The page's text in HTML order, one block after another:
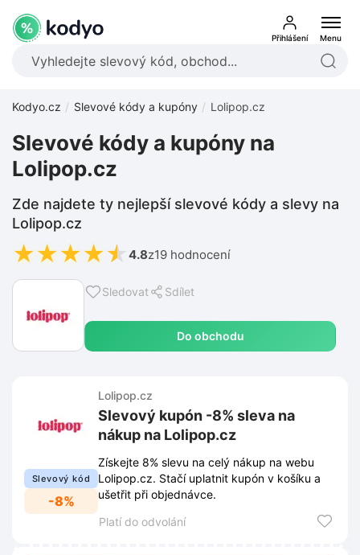
Přihlášení Menu
Kodyo.cz Slevové kódy a kupóny Lolipop.cz
Sledovat Sdílet
Do obchodu
Slevové kódy a kupóny na
Lolipop.cz
Zde najdete ty nejlepší slevové kódy a slevy na
Lolipop.cz
★★★★★ 4.8z19 hodnocení
Slevový kód
-8%
Lolipop.cz
Slevový kupón -8% sleva na
nákup na Lolipop.cz
Získejte 8% slevu na celý nákup na webu
Lolipop.cz. Stačí uplatnit kupón v košíku a
ušetřit při objednávce.
Platí do odvolání